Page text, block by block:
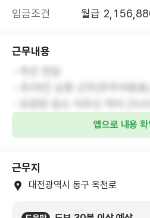
임금조건
월급
근무내용
앱으로 내용 확
근무지
대전광역시 동구 옥천로